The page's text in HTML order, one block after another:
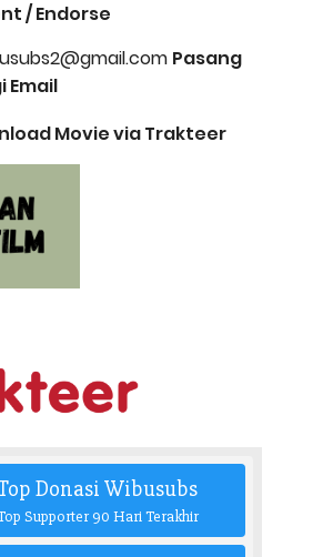
/ Endorse
Pasang
Email
Movie via Trakteer